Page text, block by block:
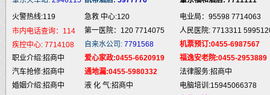
火警热线:119
急救 中心:120
电业局：95598 7714063
市内电话查询：114
第一医院：120 7714075
人民医院: 7713311
疾控中心:7714108 自来水公司:7791568
机票预订:0455-6987567
职业介绍:招商中
爱心家政:0455-6620919
福逸安老院:0455-2953889
汽车抢修:招商中
通地漏:0455-5980332
法律服务:招商中
婚姻介绍:招商中
液 化 气:招商中
电脑培训:15945066378
婚庆庆典:招商中
快递服务:招商中
专业刷墙:15945980325